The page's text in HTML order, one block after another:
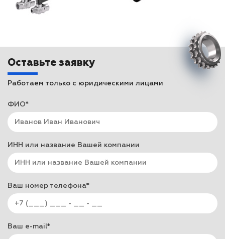
Оставьте заявку
Работаем только с юридическими лицами
ФИО*
ИНН или название Вашей компании
Ваш номер телефона*
Ваш e-mail*